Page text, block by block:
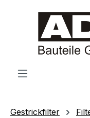
springen
Gestrickfilter